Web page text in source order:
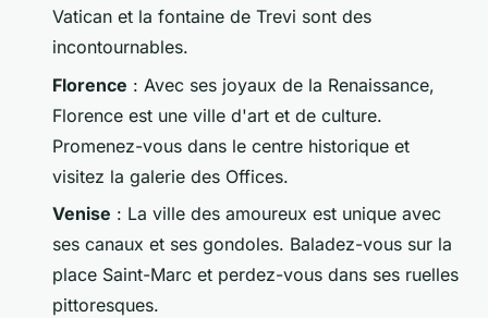
Vatican et la fontaine de Trevi sont des
incontournables.
Florence : Avec ses joyaux de la Renaissance,
Florence est une ville d'art et de culture.
Promenez-vous dans le centre historique et
visitez la galerie des Offices.
Venise : La ville des amoureux est unique avec
ses canaux et ses gondoles. Baladez-vous sur la
place Saint-Marc et perdez-vous dans ses ruelles
pittoresques.